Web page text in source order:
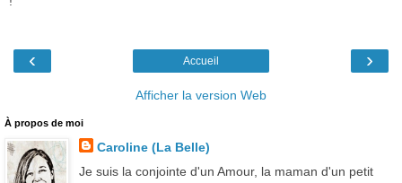
‹ ›
Accueil
Afficher la version Web
À propos de moi
Caroline (La Belle)
Je suis la conjointe d'un Amour, la maman d'un petit